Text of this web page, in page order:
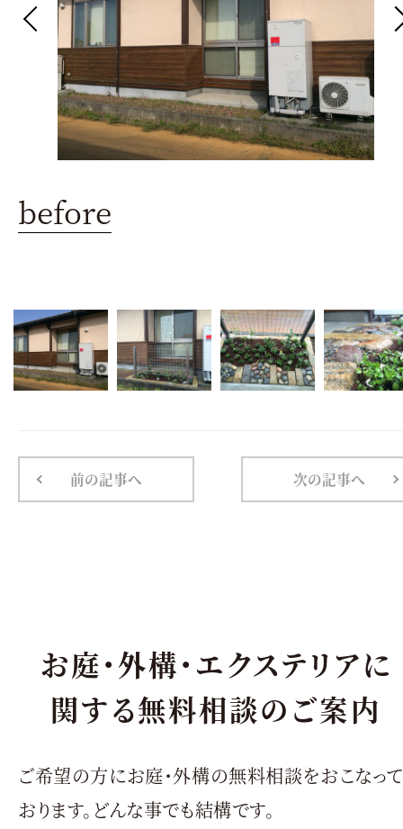
before
前の記事へ 次の記事へ
お庭・外構・エクステリアに
関する無料相談のご案内
ご希望の方にお庭・外構の無料相談をおこなって
おります。どんな事でも結構です。